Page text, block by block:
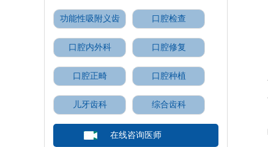
功能性吸附义齿 口腔检查
口腔内外科 口腔修复
口腔正畸 口腔种植
儿牙齿科 综合齿科
在线咨询医师